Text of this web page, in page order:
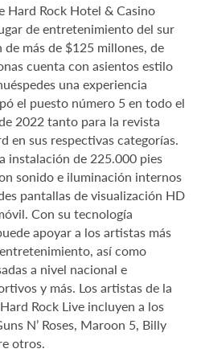
Hard Rock Hotel & Casino
de entretenimiento del sur
más de $125 millones, de
cuenta con asientos estilo
una experiencia
el puesto número 5 en todo el
2022 tanto para la revista
en sus respectivas categorías.
instalación de 225.000 pies
sonido e iluminación internos
pantallas de visualización HD
Con su tecnología
apoyar a los artistas más
así como
a nivel nacional e
y más. Los artistas de la
Rock Live incluyen a los
N’ Roses, Maroon 5, Billy
otros.